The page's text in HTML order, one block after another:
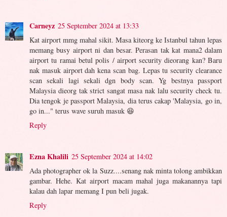
Carneyz 25 September 2024 at 13:33
Kat airport mmg mahal sikit. Masa kiteorg ke Istanbul tahun lepas
memang busy airport ni dan besar. Perasan tak kat mana2 dalam
airport tu ramai betul polis / airport security dieorang kan? Baru
nak masuk airport dah kena scan bag. Lepas tu security clearance
scan sekali lagi sekali dgn body scan. Yg bestnya passport
Malaysia dieorg tak strict sangat masa nak lalu security check tu.
Dia tengok je passport Malaysia, dia terus cakap 'Malaysia, go in,
go in..." terus wave suruh masuk 😆
Reply
Ezna Khalili 25 September 2024 at 14:02
Ada photographer ok la Suzz....senang nak minta tolong ambikkan
gambar. Hehe. Kat airport macam mahal juga makanannya tapi
kalau dah lapar memang I pun beli jugak.
Reply